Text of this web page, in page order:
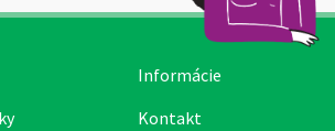
Informácie
Kontakt